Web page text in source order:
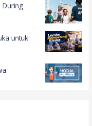
During
untuk